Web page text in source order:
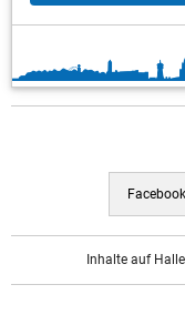
Facebook
Inhalte auf